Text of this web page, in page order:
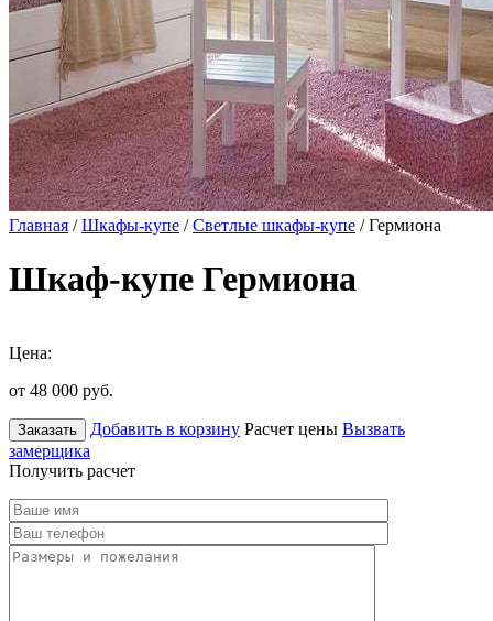
Главная /Шкафы-купе /Светлые шкафы-купе / Гермиона
Шкаф-купе Гермиона
Цена:
от 48 000 руб.
Заказать Добавить в корзину Расчет цены Вызвать
замерщика
Получить расчет